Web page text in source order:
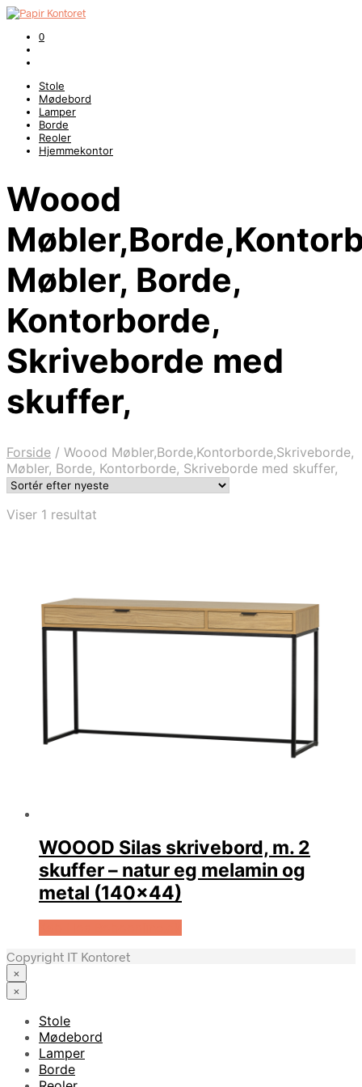
0
Stole
Mødebord
Lamper
Borde
Reoler
Hjemmekontor
Woood
Møbler, Borde,
Kontorborde,
Skriveborde med
skuffer,
Forside / Woood Møbler,Borde,Kontorborde,Skriveborde,
Møbler, Borde, Kontorborde, Skriveborde med skuffer,
Viser 1 resultat
WOOOD Silas skrivebord, m. 2
skuffer – natur eg melamin og
metal (140×44)
Copyright IT Kontoret
×
×
Stole
Mødebord
Lamper
Borde